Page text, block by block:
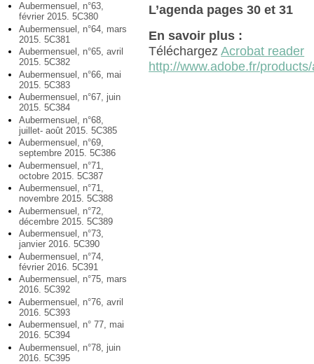
Aubermensuel, n°63,
février 2015. 5C380
Aubermensuel, n°64, mars
2015. 5C381
Aubermensuel, n°65, avril
2015. 5C382
Aubermensuel, n°66, mai
2015. 5C383
Aubermensuel, n°67, juin
2015. 5C384
Aubermensuel, n°68,
juillet- août 2015. 5C385
Aubermensuel, n°69,
septembre 2015. 5C386
Aubermensuel, n°71,
octobre 2015. 5C387
Aubermensuel, n°71,
novembre 2015. 5C388
Aubermensuel, n°72,
décembre 2015. 5C389
Aubermensuel, n°73,
janvier 2016. 5C390
Aubermensuel, n°74,
février 2016. 5C391
Aubermensuel, n°75, mars
2016. 5C392
Aubermensuel, n°76, avril
2016. 5C393
Aubermensuel, n° 77, mai
2016. 5C394
Aubermensuel, n°78, juin
2016. 5C395
L’agenda pages 30 et 31
En savoir plus :
TéléchargezAcrobat reader
http://www.adobe.fr/